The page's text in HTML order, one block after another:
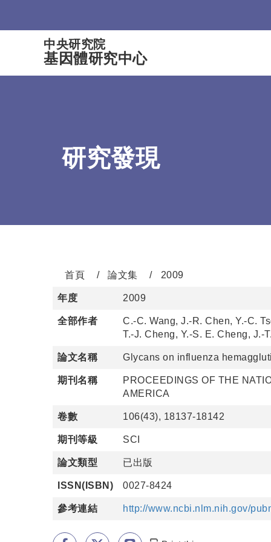
中央研究院
基因體研究中心
研究發現
首頁 論文集 2009
年度 2009
全部作者
C.-C. Wang, J.-R. Chen, Y.-C.
T.-J. Cheng, Y.-S. E. Cheng, J.-
論文名稱 Glycans on influenza
期刊名稱
PROCEEDINGS OF THE
AMERICA
卷數 106(43), 18137-18142
期刊等級 SCI
論文類型 已出版
ISSN(ISBN) 0027-8424
參考連結 http://www.ncbi.nlm.nih.gov/